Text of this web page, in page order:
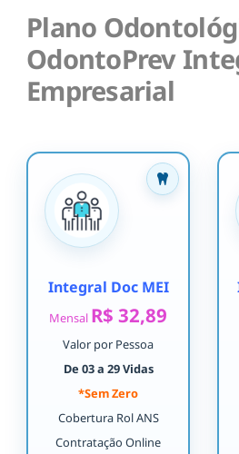
Plano
OdontoPrev
Empresarial
Integral Doc MEI
Mensal R$ 32,89
Valor por Pessoa
De 03 a 29 Vidas
*Sem Zero
Cobertura Rol ANS
Contratação Online